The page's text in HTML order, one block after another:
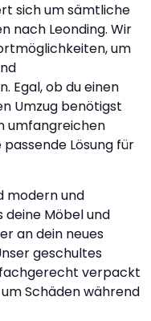
sich um sämtliche
nach Leonding. Wir
um
Egal, ob du einen
Umzug benötigst
umfangreichen
Lösung für
modern und
deine Möbel und
an dein neues
geschultes
verpackt
Schäden während